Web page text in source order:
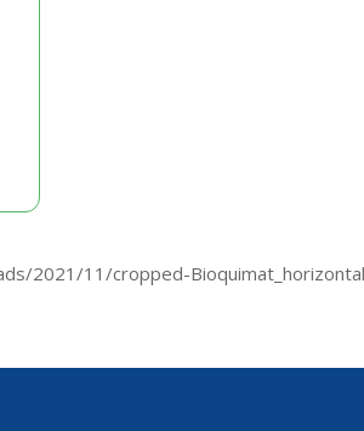
2021/11/cropped-